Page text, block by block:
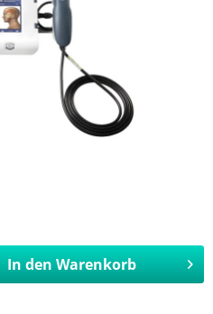
In den Warenkorb